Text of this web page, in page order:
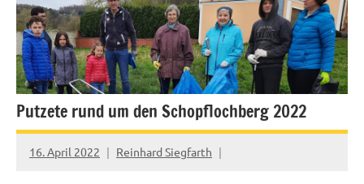
Putzete rund um den Schopflochberg 2022
16. April 2022 Reinhard Siegfarth